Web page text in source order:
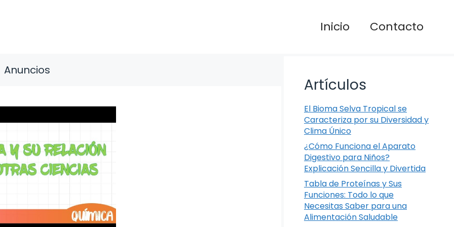
Inicio Contacto
Anuncios
Artículos
El Bioma Selva Tropical se
Caracteriza por su Diversidad y
Clima Único
¿Cómo Funciona el Aparato
Digestivo para Niños?
Explicación Sencilla y Divertida
Tabla de Proteínas y Sus
Funciones: Todo lo que
Necesitas Saber para una
Alimentación Saludable